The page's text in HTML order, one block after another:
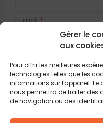
Gérer le
aux
Pour offrir les meilleures
technologies telles que les
informations sur l'appareil. Le
nous permettra de traiter des
de navigation ou des
E-mail*
Code postal *